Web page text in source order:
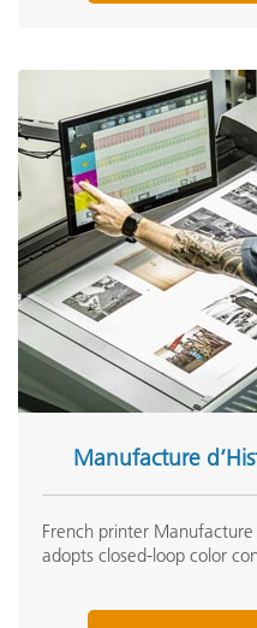
Manufacture
French printer Manufacture
adopts closed-loop color